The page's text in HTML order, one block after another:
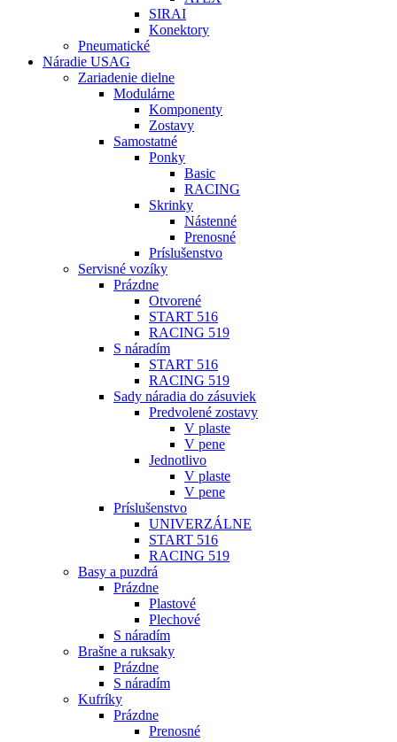
SIRAI
Konektory
Pneumatické
Náradie USAG
Zariadenie dielne
Modulárne
Komponenty
Zostavy
Samostatné
Ponky
Basic
RACING
Skrinky
Nástenné
Prenosné
Príslušenstvo
Servisné vozíky
Prázdne
Otvorené
START 516
RACING 519
S náradím
START 516
RACING 519
Sady náradia do zásuviek
Predvolené zostavy
V plaste
V pene
Jednotlivo
V plaste
V pene
Príslušenstvo
UNIVERZÁLNE
START 516
RACING 519
Basy a puzdrá
Prázdne
Plastové
Plechové
S náradím
Brašne a ruksaky
Prázdne
S náradím
Kufríky
Prázdne
Prenosné